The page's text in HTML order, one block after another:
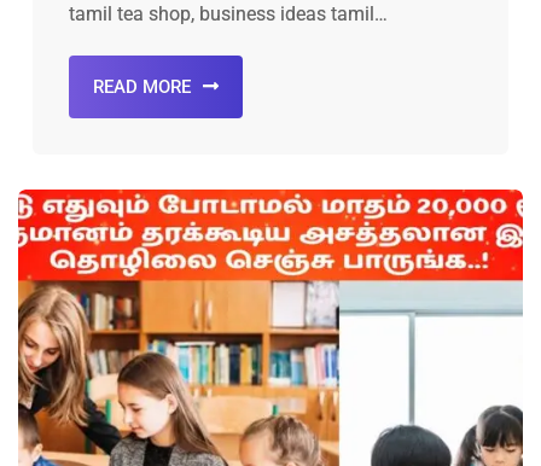
tamil tea shop, business ideas tamil…
READ MORE